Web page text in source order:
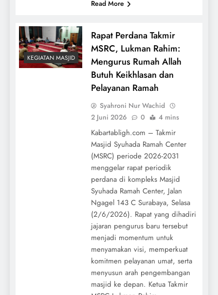
Read More
KEGIATAN MASJID
Rapat Perdana Takmir
MSRC, Lukman Rahim:
Mengurus Rumah Allah
Butuh Keikhlasan dan
Pelayanan Ramah
Syahroni Nur Wachid
2 Juni 2026
0 4 mins
Kabartabligh.com – Takmir
Masjid Syuhada Ramah Center
(MSRC) periode 2026-2031
menggelar rapat periodik
perdana di kompleks Masjid
Syuhada Ramah Center, Jalan
Ngagel 143 C Surabaya, Selasa
(2/6/2026). Rapat yang dihadiri
jajaran pengurus baru tersebut
menjadi momentum untuk
menyamakan visi, memperkuat
komitmen pelayanan umat, serta
menyusun arah pengembangan
masjid ke depan. Ketua Takmir